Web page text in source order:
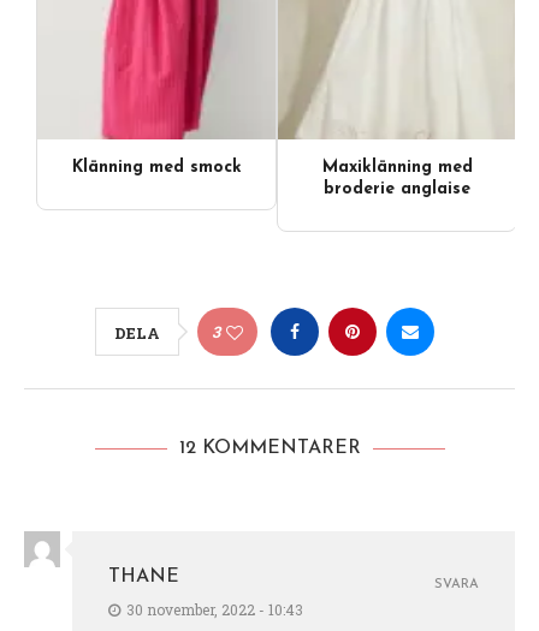
Klänning med smock
Maxiklänning med
broderie anglaise
DELA 3
12 KOMMENTARER
THANE
30 november, 2022 - 10:43
SVARA